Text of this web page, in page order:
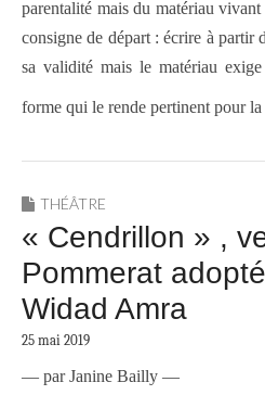
parentalité mais du matériau
consigne de départ : écrire à partir
sa validité mais le matériau
forme qui le rende pertinent pour
THÉÂTRE
« Cendrillon » ,
Pommerat
Widad Amra
25 mai 2019
— par Janine Bailly —